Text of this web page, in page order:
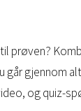
prøven?
går gjennom
og quiz-